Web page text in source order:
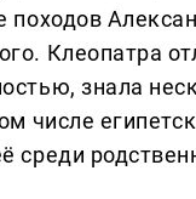
походов
Клеопатра
знала
числе
среди